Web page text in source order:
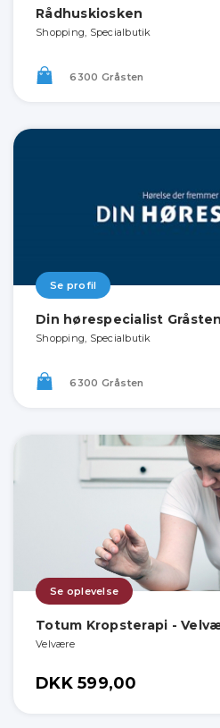
Rådhuskiosken
Shopping, Specialbutik
6300 Gråsten
Se profil
Din hørespecialist Gråsten
Shopping, Specialbutik
6300 Gråsten
Se oplevelse
Totum Kropsterapi -
Velvære
DKK 599,00